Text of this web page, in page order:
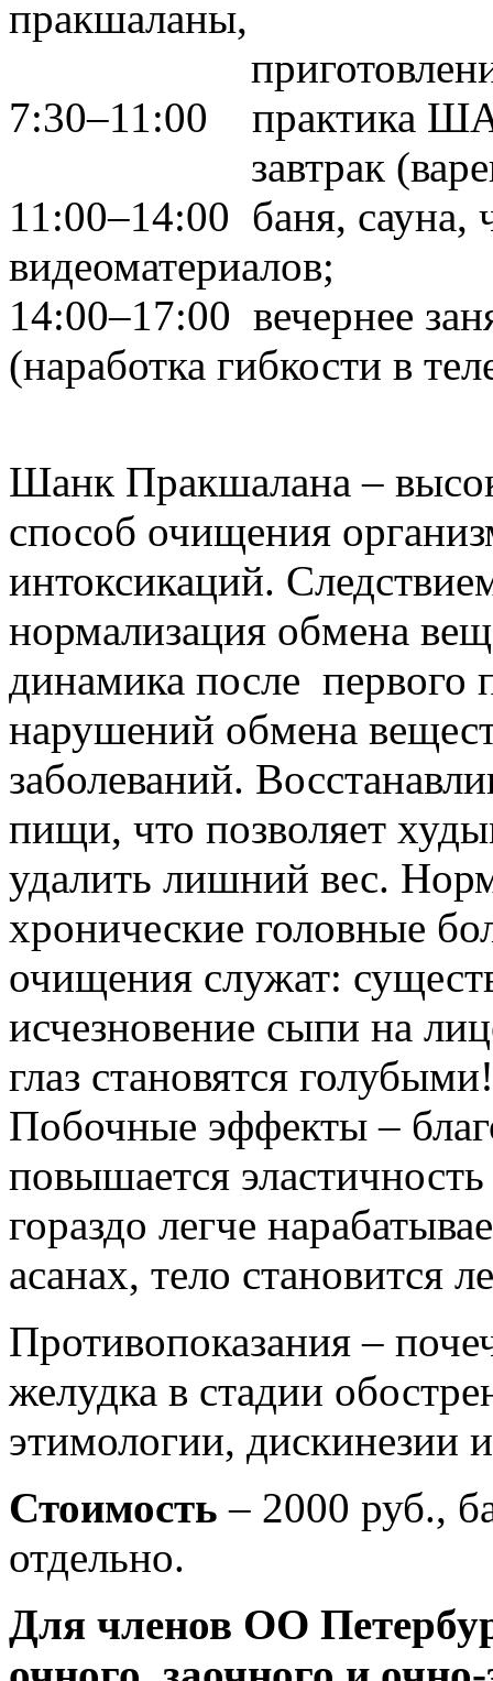
пракшаланы,
приготовление
7:30–11:00
завтрак
11:00–14:00 баня, сауна,
видеоматериалов;
14:00–17:00 вечернее
(наработка гибкости в
Шанк Пракшалана –
способ очищения
интоксикаций.
нормализация обмена
динамика после первого
нарушений обмена
заболеваний.
пищи, что позволяет
удалить лишний вес.
хронические головные
очищения служат:
исчезновение сыпи на
глаз становятся голубыми!
Побочные эффекты –
повышается
гораздо легче
асанах, тело становится
Противопоказания –
желудка в стадии
этимологии, дискинезии
Стоимость– 2000 руб.,
отдельно.
Для членов ОО